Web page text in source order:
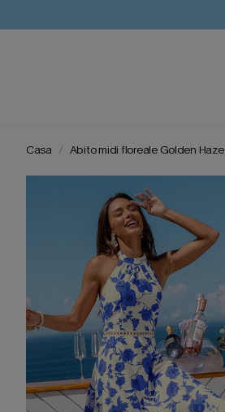
Casa Abito midi floreale Golden Haze